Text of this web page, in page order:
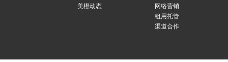
美橙动态
网络营销
租用托管
渠道合作